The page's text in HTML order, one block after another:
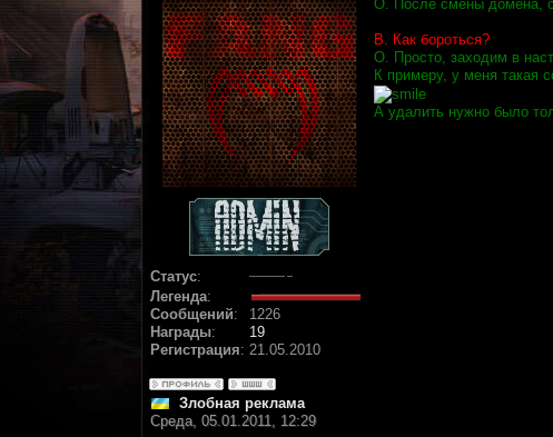
Статус:
Легенда:
Сообщений:
1226
Награды:
19
Регистрация: 21.05.2010
О. После смены домена,
В. Как бороться?
О. Просто, заходим в
К примеру, у меня такая
А удалить нужно было
Злобная реклама
Среда, 05.01.2011, 12:29